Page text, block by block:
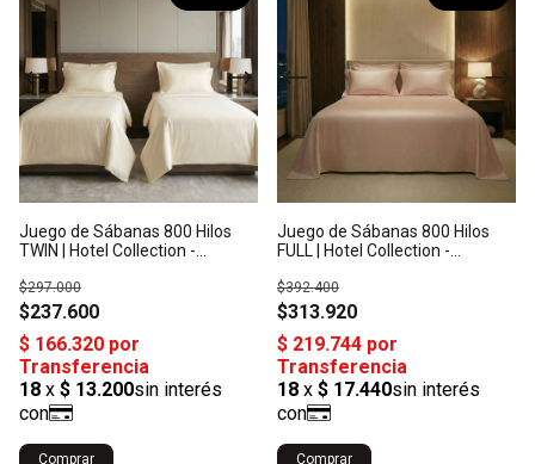
Juego de Sábanas 800 Hilos
TWIN | Hotel Collection -
$237.600
$297.000
Comprar
Juego de Sábanas 800 Hilos
FULL | Hotel Collection -
$313.920
$392.400
Comprar